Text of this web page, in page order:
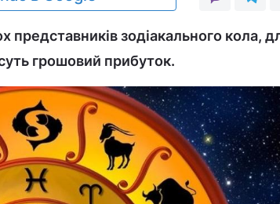
представників зодіакального кола,
грошовий прибуток.